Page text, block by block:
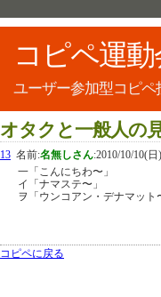
コピペ運動
ユーザー参加型コピペ
オタクと一般人の
13 名前:名無しさん:2010/10/10(日
一「こんにちわ〜」
イ「ナマステ〜」
ヲ「ウンコアン・デナマット
コピペに戻る